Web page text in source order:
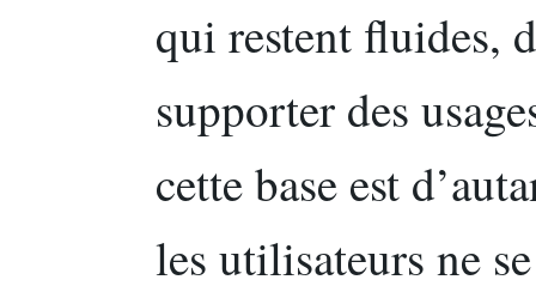
qui restent fluides,
supporter des
cette base est
les utilisateurs ne